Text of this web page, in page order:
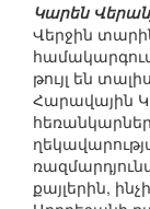
Կարեն
Վերջին
թույլ են
Հարավային
քայլերին,